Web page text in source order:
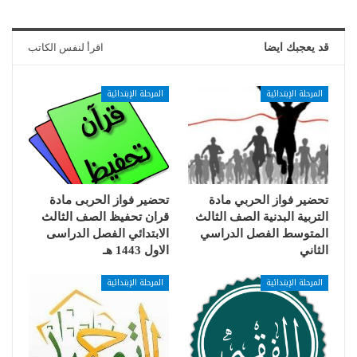
قد يعجبك ايضا اقرأ لنفس الكاتب
المرحلة الإبتدائية
تحضير فواز الحربي مادة
التربية البدنية الصف الثالث
المتوسط الفصل الدراسي
الثاني
المرحلة الإبتدائية
تحضير فواز الحربى مادة
قران تحفيظ الصف الثالث
الابتدائي الفصل الدراسى
الاول 1443 هـ
المرحلة الإبتدائية المرحلة الإبتدائية